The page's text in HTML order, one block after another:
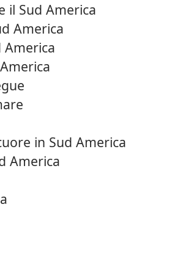
il Sud America
America
America
in Sud America
America